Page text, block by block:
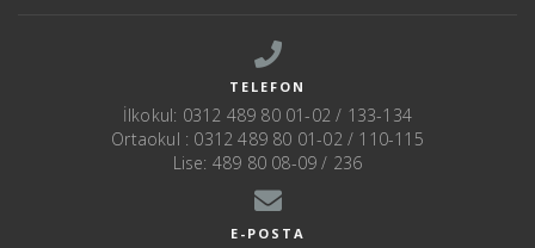
TELEFON
İlkokul: 0312 489 80 01-02 / 133-134
Ortaokul : 0312 489 80 01-02 / 110-115
Lise: 489 80 08-09 / 236
E-POSTA